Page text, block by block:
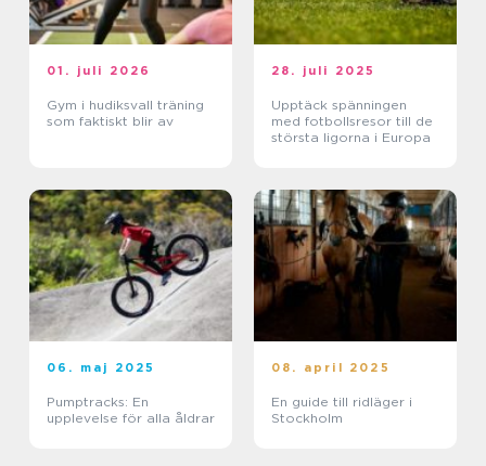
01. juli 2026
Gym i hudiksvall träning
som faktiskt blir av
28. juli 2025
Upptäck spänningen
med fotbollsresor till de
största ligorna i Europa
06. maj 2025
Pumptracks: En
upplevelse för alla åldrar
08. april 2025
En guide till ridläger i
Stockholm